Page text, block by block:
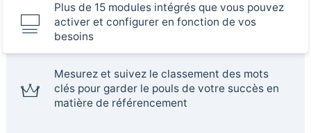
Plus de 15 modules intégrés que vous pouvez
activer et configurer en fonction de vos
besoins
Mesurez et suivez le classement des mots
clés pour garder le pouls de votre succès en
matière de référencement